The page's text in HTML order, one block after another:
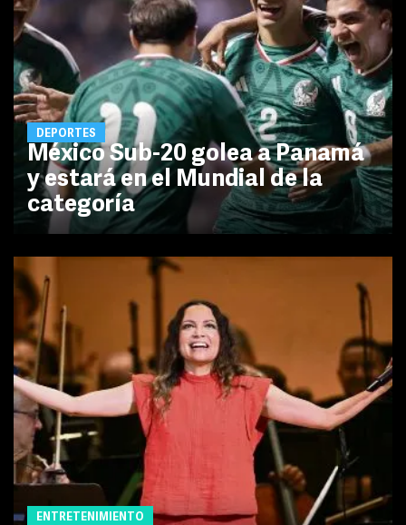
DEPORTES
México Sub-20 golea a Panamá
y estará en el Mundial de la
categoría
ENTRETENIMIENTO